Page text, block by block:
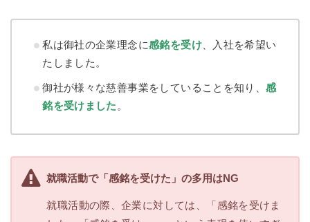
私は御社の企業理念に感銘を受け、入社を希望い
たしました。
御社が様々な慈善事業をしていることを知り、感
銘を受けました 。
就職活動で「感銘を受けた」の多用はNG
就職活動の際、企業に対しては、「感銘を受けま